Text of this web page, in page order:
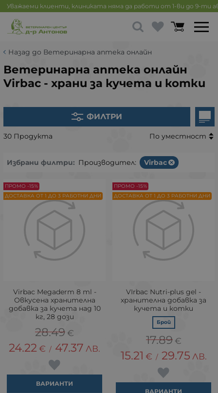
Уважаеми клиенти, клиниката няма да работи от 1-ви до 9-ти
Назад до Ветеринарна аптека онлайн
Ветеринарна аптека онлайн
Virbac - храни за кучета и котки
ФИЛТРИ
30 Продукта По уместност
Избрани филтри: Производител: Virbac
Virbac Megaderm 8 ml -
Овкусена хранителна
добавка за кучета над 10
кг, 28 дози
28.49 €
24.22 € / 47.37 ЛВ.
ВАРИАНТИ
ПРОМО -15%
ДОСТАВКА ОТ 1 ДО 3 РАБОТНИ ДНИ
VIrbac Nutri-plus gel -
хранителна добавка за
кучета и котки
Брой
17.89 €
15.21 € / 29.75 ЛВ.
ВАРИАНТИ
ПРОМО -15%
ДОСТАВКА ОТ 1 ДО 3 РАБОТНИ ДНИ